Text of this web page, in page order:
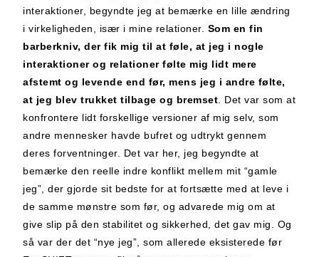
interaktioner, begyndte jeg at bemærke en lille ændring
i virkeligheden, især i mine relationer. Som en fin
barberkniv, der fik mig til at føle, at jeg i nogle
interaktioner og relationer følte mig lidt mere
afstemt og levende end før, mens jeg i andre følte,
at jeg blev trukket tilbage og bremset. Det var som at
konfrontere lidt forskellige versioner af mig selv, som
andre mennesker havde bufret og udtrykt gennem
deres forventninger. Det var her, jeg begyndte at
bemærke den reelle indre konflikt mellem mit “gamle
jeg”, der gjorde sit bedste for at fortsætte med at leve i
de samme mønstre som før, og advarede mig om at
give slip på den stabilitet og sikkerhed, det gav mig. Og
så var der det “nye jeg”, som allerede eksisterede før